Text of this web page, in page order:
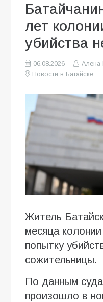
лет
убийства
06.08.2026
Алена
Новости в Батайске
Житель
месяца
попытку
сожительницы.
По данным
произошло в